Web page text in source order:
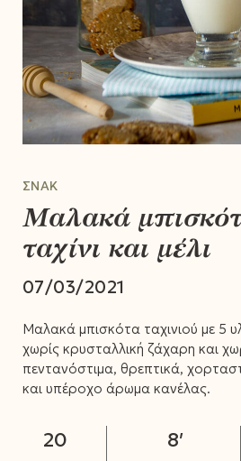
ΣΝΑΚ
Μαλακά
ταχίνι και μέλι
07/03/2021
Μαλακά μπισκότα ταχινιού με 5
χωρίς κρυσταλλική ζάχαρη και
πεντανόστιμα, θρεπτικά,
και υπέροχο άρωμα κανέλας.
20 8′